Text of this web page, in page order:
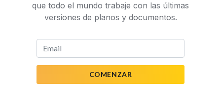
que todo el mundo trabaje con las últimas
versiones de planos y documentos.
COMENZAR